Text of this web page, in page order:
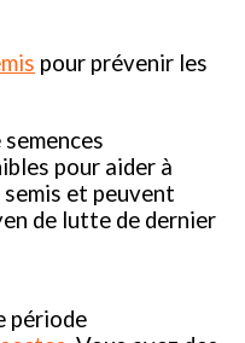
pour prévenir les
pour aider à
et peuvent
de lutte de dernier
période